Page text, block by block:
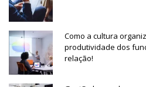
Como a cultura
produtividade dos
relação!